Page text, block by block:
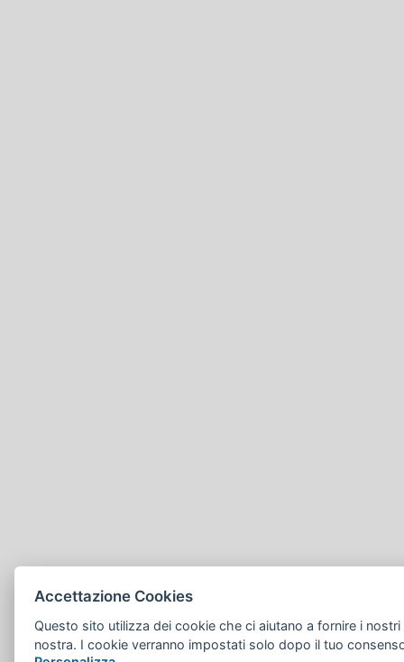
Accettazione Cookies
Questo sito utilizza dei cookie che ci aiutano a fornire i
nostra. I cookie verranno impostati solo dopo il tuo